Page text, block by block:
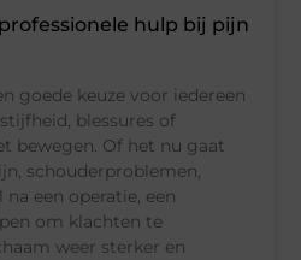
hulp bij pijn
goede keuze voor iedereen
blessures of
bewegen. Of het nu gaat
schouderproblemen,
een operatie, een
om klachten te
weer sterker en